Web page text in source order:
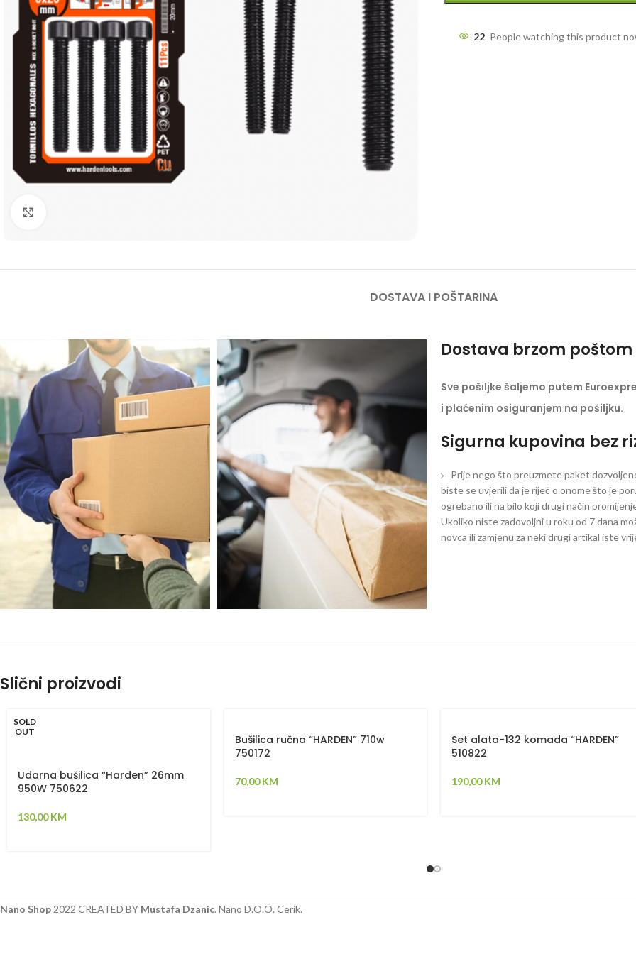
22 People watching this product
DOSTAVA I POŠTARINA
Dostava brzom
Sve pošiljke šaljemo putem
i plaćenim osiguranjem na pošiljku.
Sigurna kupovina bez
Prije nego što preuzmete paket
biste se uvjerili da je riječ o onome što je
ogrebano ili na bilo koji drugi način
Ukoliko niste zadovoljni u roku od 7 dana
novca ili zamjenu za neki drugi artikal iste
Slični proizvodi
SOLD
OUT
Udarna bušilica “Harden” 26mm
950W 750622
130,00KM
Bušilica ručna “HARDEN” 710w
750172
70,00KM
Set alata-132 komada “HARDEN”
510822
190,00KM
Nano Shop 2022 CREATED BY Mustafa Dzanic. Nano D.O.O. Cerik.